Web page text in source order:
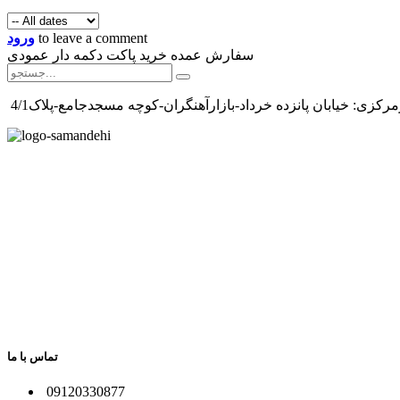
ورود to leave a comment
سفارش عمده خرید پاکت دکمه دار عمودی
خیابان پانزده خرداد-بازارآهنگران-کوچه مسجدجامع-پلاک4/1
تماس با ما
​09120330877